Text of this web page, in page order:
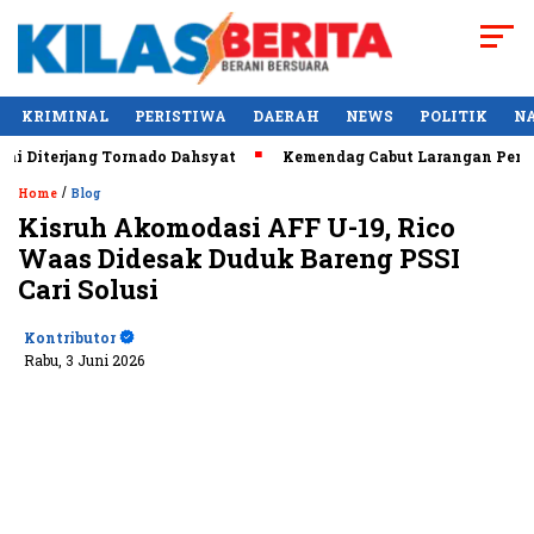
KRIMINAL PERISTIWA DAERAH NEWS POLITIK
Tornado Dahsyat Kemendag Cabut Larangan
Home / Blog
Kisruh Akomodasi AFF U-19, Rico
Waas Didesak Duduk Bareng PSSI
Cari Solusi
Kontributor
Rabu, 3 Juni 2026